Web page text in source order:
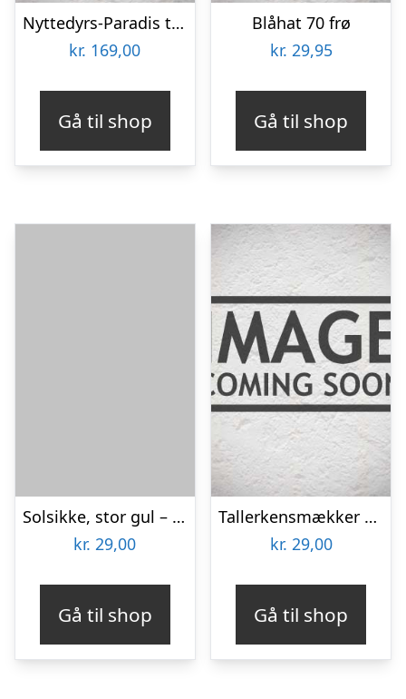
Nyttedyrs-Paradis til 30m2
kr. 169,00
Gå til shop
Blåhat 70 frø
kr. 29,95
Gå til shop
Solsikke, stor gul – frø (øko)
kr. 29,00
Gå til shop
Tallerkensmækker – frø (øko)
kr. 29,00
Gå til shop